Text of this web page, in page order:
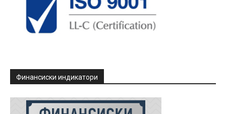
Финансиски индикатори